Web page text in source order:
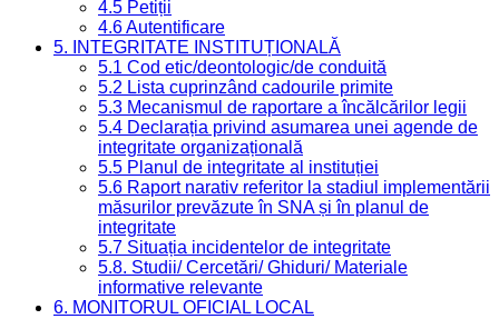
4.5 Petiții
4.6 Autentificare
5. INTEGRITATE INSTITUȚIONALĂ
5.1 Cod etic/deontologic/de conduită
5.2 Lista cuprinzând cadourile primite
5.3 Mecanismul de raportare a încălcărilor legii
5.4 Declarația privind asumarea unei agende de
integritate organizațională
5.5 Planul de integritate al instituției
5.6 Raport narativ referitor la stadiul implementării
măsurilor prevăzute în SNA și în planul de
integritate
5.7 Situația incidentelor de integritate
5.8. Studii/ Cercetări/ Ghiduri/ Materiale
informative relevante
6. MONITORUL OFICIAL LOCAL